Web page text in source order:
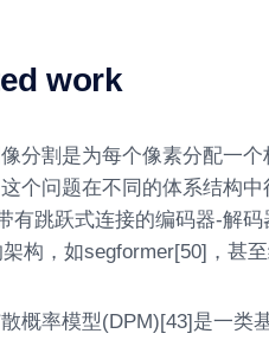
work
分割是为每个像素分配一
个问题在不同的体系结构
有跳跃式连接的编码器-解
构，如segformer[50]，甚
概率模型(DPM)[43]是一类